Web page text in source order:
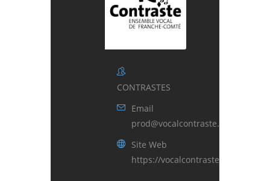
CONTRASTES
Email
prod@vocalcontraste.fr
Site Web
https://vocalcontraste.fr/